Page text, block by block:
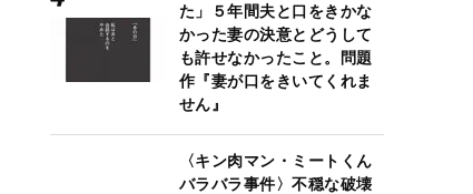
た」５年間夫と口をきかな
かった妻の決意とどうして
も許せなかったこと。問題
作『妻が口をきいてくれま
せん』
〈キン肉マン・ミートくん
バラバラ事件〉不穏な破壊